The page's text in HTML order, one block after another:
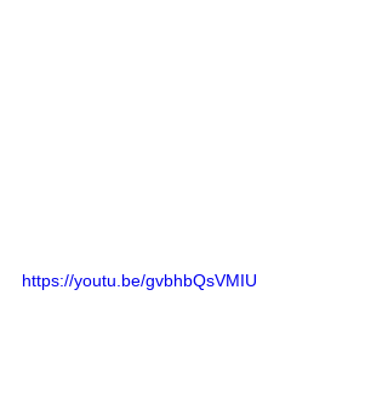
https://youtu.be/gvbhbQsVMIU